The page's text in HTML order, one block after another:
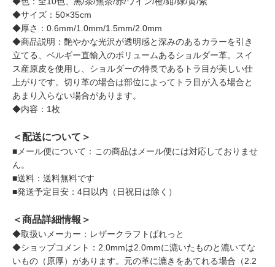
◆サイズ：50×35cm
◆厚さ：0.6mm/1.0mm/1.5mm/2.0mm
◆商品説明：艶やかな光沢が透明感と深みのあるカラーを引き
立てる、ベルギー直輸入のボリュームあるショルダー革。スイ
ス産原皮を使用し、ショルダーの特長であるトラ目が美しい仕
上がりです。切り革の場合は部位によってトラ目が入る場合と
あまり入らない場合があります。
◆内容：1枚
＜配送について＞
■メール便について：この商品はメール便には対応しておりませ
ん。
■送料：送料無料です
■発送予定目安：4日以内（日祝日は除く）
＜商品詳細情報＞
◆取扱いメーカー：レザークラフトぱれっと
◆ショップコメント：2.0mmは2.0mmに漉いたものと漉いてな
いもの（原厚）があります。元の革に漉きをあてれる場合（2.2